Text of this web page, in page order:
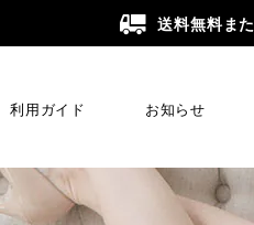
送料無料ま
利用ガイド お知らせ